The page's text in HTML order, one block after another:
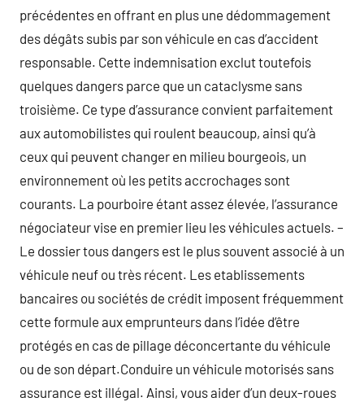
précédentes en offrant en plus une dédommagement
des dégâts subis par son véhicule en cas d’accident
responsable. Cette indemnisation exclut toutefois
quelques dangers parce que un cataclysme sans
troisième. Ce type d’assurance convient parfaitement
aux automobilistes qui roulent beaucoup, ainsi qu’à
ceux qui peuvent changer en milieu bourgeois, un
environnement où les petits accrochages sont
courants. La pourboire étant assez élevée, l’assurance
négociateur vise en premier lieu les véhicules actuels. –
Le dossier tous dangers est le plus souvent associé à un
véhicule neuf ou très récent. Les etablissements
bancaires ou sociétés de crédit imposent fréquemment
cette formule aux emprunteurs dans l’idée d’être
protégés en cas de pillage déconcertante du véhicule
ou de son départ.Conduire un véhicule motorisés sans
assurance est illégal. Ainsi, vous aider d’un deux-roues